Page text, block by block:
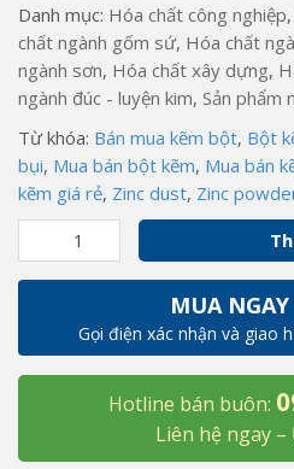
Danh mục: Hóa chất công nghiệp,
chất ngành gốm sứ, Hóa chất
ngành sơn, Hóa chất xây dựng,
ngành đúc - luyện kim, Sản phẩm
Từ khóa: Bán mua kẽm bột, Bột
bụi, Mua bán bột kẽm, Mua bán
kẽm giá rẻ, Zinc dust, Zinc
bột
kẽm
bột
kẽm
MUA NGAY
Gọi điện xác nhận và giao
Hotline bán buôn:
Liên hệ ngay